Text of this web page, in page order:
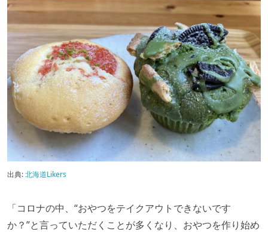
出典:北海道Likers
「コロナの中、“おやつをテイクアウトできないです
か？”と言っていただくことが多くなり、おやつを作り始め